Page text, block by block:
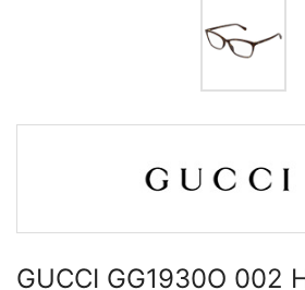
GUCCI GG1930O 002